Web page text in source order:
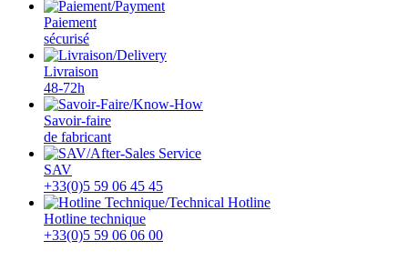
Paiement
sécurisé
Livraison
48-72h
Savoir-faire
de fabricant
SAV
+33(0)5 59 06 45 45
Hotline technique
+33(0)5 59 06 06 00